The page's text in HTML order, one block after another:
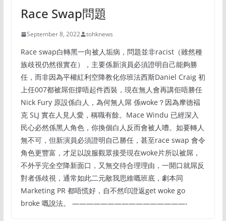
Race Swap問題
September 8, 2022 tohknews
Race swap白轉黑一向被人垢病，問題並非racist（雖然種
族歧視仍然很實在），主要係新演員必須證明自己能夠勝
任，而非因為平權紅利空降教化你班法西斯Daniel Craig 初
上任007都被屌佢撐唔起件西裝，現在無人會再講佢唔勝任
Nick Fury 原設係白人，為何無人屌 係woke？因為摩德褔
克 SLJ 實在人見人愛，稱職有餘。Mace Windu 已經深入
民心必然係黑人角色，你換個白人反而會被人嘈。如要轉人
無不可，但新演員必須證明自己勝任，甚至race swap 會令
角色更豐富，才足以說服觀眾接受現在woke片所以被屌，
不外乎完全空降新面口，又無交待合理理由，一開口就屌反
對者係歧視，通常如此二元敵我思維嘅班底，劇本同
Marketing PR 都唔慌好，自不然印證返get woke go
broke 嘅說法。 ————————————————-